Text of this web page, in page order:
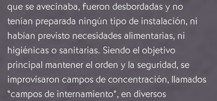
que se avecinaba, fueron desbordadas y no
tenían preparada ningún tipo de instalación, ni
habían previsto necesidades alimentarias, ni
higiénicas o sanitarias. Siendo el objetivo
principal mantener el orden y la seguridad, se
improvisaron campos de concentración, llamados
“campos de internamiento”, en diversos